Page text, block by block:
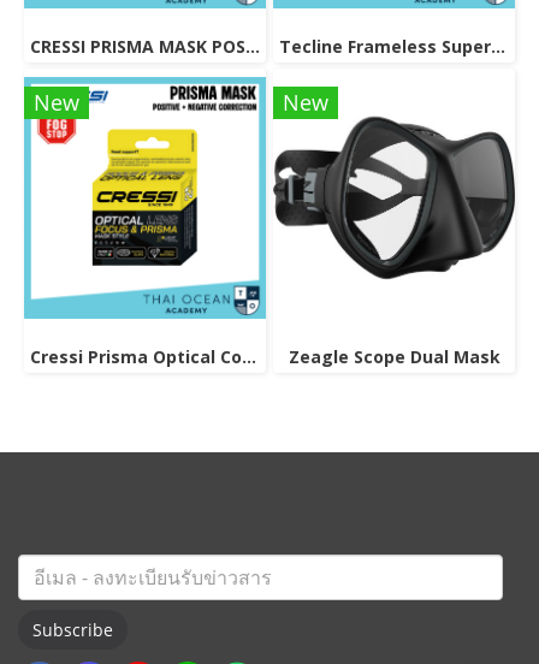
CRESSI PRISMA MASK POSITIVE + NEGATIVE CORRECTION MASK Tecline Frameless Super View Mask
New
Cressi Prisma Optical Correction Lens (Positive & Negative)
New
Zeagle Scope Dual Mask
Subscribe